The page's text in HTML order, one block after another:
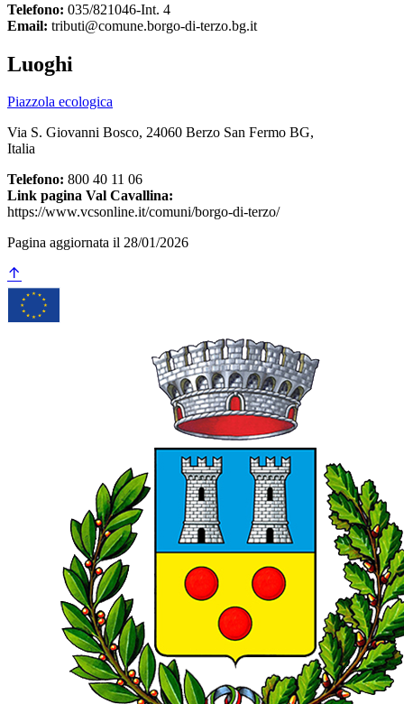
Telefono: 035/821046-Int. 4
Email: tributi@comune.borgo-di-terzo.bg.it
Luoghi
Piazzola ecologica
Via S. Giovanni Bosco, 24060 Berzo San Fermo BG,
Italia
Telefono: 800 40 11 06
Link pagina Val Cavallina:
https://www.vcsonline.it/comuni/borgo-di-terzo/
Pagina aggiornata il 28/01/2026